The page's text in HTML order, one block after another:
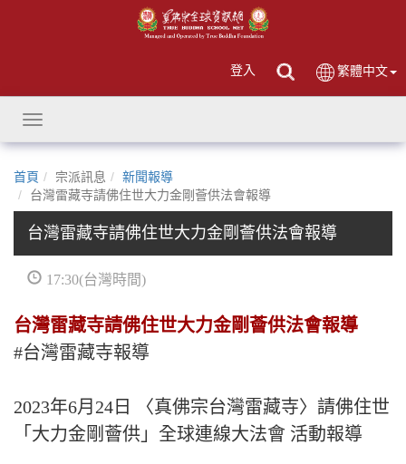
登入 繁體中文
Toggle
navigation
首頁 宗派訊息
新聞報導
台灣雷藏寺請佛住世大力金剛薈供法會報導
台灣雷藏寺請佛住世大力金剛薈供法會報導
17:30(台灣時間)
台灣雷藏寺請佛住世大力金剛薈供法會報導
#台灣雷藏寺報導
2023年6月24日 〈真佛宗台灣雷藏寺〉請佛住世
「大力金剛薈供」全球連線大法會 活動報導